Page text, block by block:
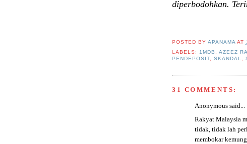
diperbodohkan.
POSTED BY APANAMA AT
LABELS: 1MDB , AZEEZ
PENDEPOSIT, SKANDAL,
31 COMMENTS:
Anonymous said...
Rakyat Malaysia
tidak, tidak lah
membokar